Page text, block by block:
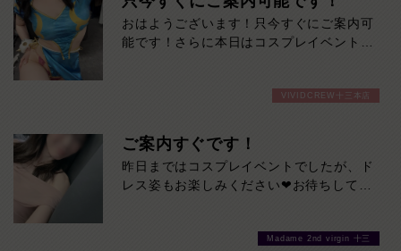
のもの。お仕事は未経験だからこその初々
しさも、今しか味わえない特別な魅力で
す。会話の引き出しも豊富。飾らない笑顔
奪われること間違いなし。大人の余裕と親
しみやすさを兼ね備えた、ぜひ一度お会い
出勤…12:00～20:00
おはようございます！只今すぐにご案内可
能です！さらに本日はコスプレイベントも
もここで癒されてひとっとび間違いなしで
VIVIDCREW十三本店
ご案内すぐです！
昨日まではコスプレイベントでしたが、ド
レス姿もお楽しみください❤お待ちしてお
Madame 2nd virgin 十三